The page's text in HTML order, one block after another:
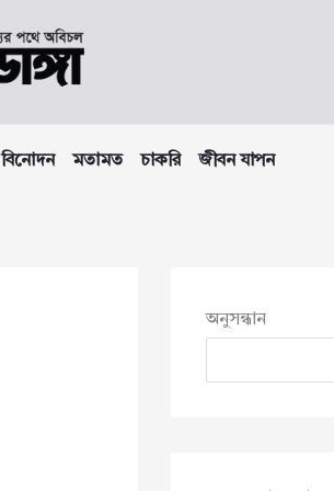
বিনোদন মতামত চাকরি জীবন যাপন
অনুসন্ধান